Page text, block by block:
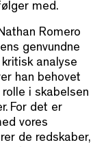
med.
Romero
genvundne
analyse
han behovet
i skabelsen
For det er
vores
de redskaber,